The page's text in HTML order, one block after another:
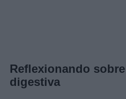
Reflexionando
digestiva